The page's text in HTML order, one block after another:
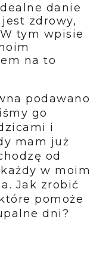
danie
jest zdrowy,
tym wpisie
na to
podawano
go
i
mam już
od
w moim
Jak zrobić
pomoże
dni?